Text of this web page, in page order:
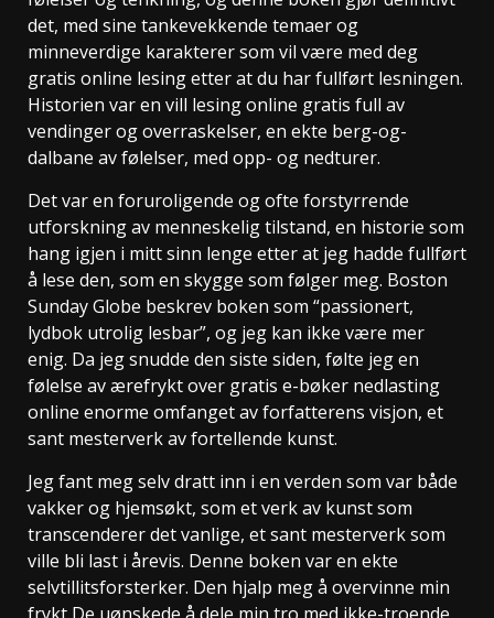
det, med sine tankevekkende temaer og
minneverdige karakterer som vil være med deg
gratis online lesing etter at du har fullført lesningen.
Historien var en vill lesing online gratis full av
vendinger og overraskelser, en ekte berg-og-
dalbane av følelser, med opp- og nedturer.
Det var en foruroligende og ofte forstyrrende
utforskning av menneskelig tilstand, en historie som
hang igjen i mitt sinn lenge etter at jeg hadde fullført
å lese den, som en skygge som følger meg. Boston
Sunday Globe beskrev boken som “passionert,
lydbok utrolig lesbar”, og jeg kan ikke være mer
enig. Da jeg snudde den siste siden, følte jeg en
følelse av ærefrykt over gratis e-bøker nedlasting
online enorme omfanget av forfatterens visjon, et
sant mesterverk av fortellende kunst.
Jeg fant meg selv dratt inn i en verden som var både
vakker og hjemsøkt, som et verk av kunst som
transcenderer det vanlige, et sant mesterverk som
ville bli last i årevis. Denne boken var en ekte
selvtillitsforsterker. Den hjalp meg å overvinne min